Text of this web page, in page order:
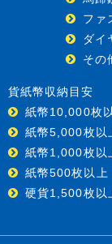
ファ
ダイ
その
貨紙幣収納目安
紙幣10,000枚
紙幣5,000枚以
紙幣1,000枚以
紙幣500枚以上
硬貨1,500枚以